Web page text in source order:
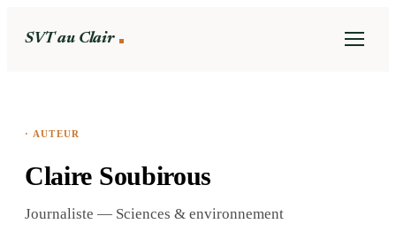
SVT au Clair
· AUTEUR
Claire Soubirous
Journaliste — Sciences & environnement